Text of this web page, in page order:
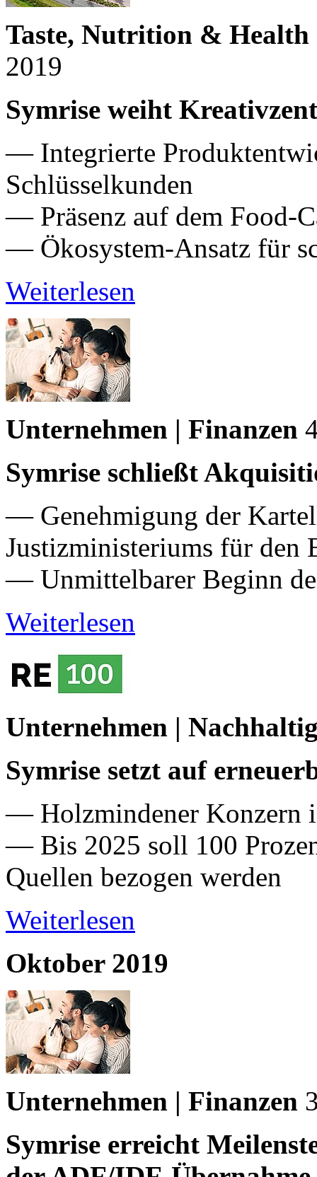
Taste, Nutrition &
2019
Symrise weiht
— Integrierte
Schlüsselkunden
— Präsenz auf dem Food-
— Ökosystem-Ansatz für
Weiterlesen
Unternehmen | Finanzen
Symrise schließt
— Genehmigung der
Justizministeriums für den
— Unmittelbarer Beginn
Weiterlesen
Unternehmen |
Symrise setzt auf
— Holzmindener Konzern
— Bis 2025 soll 100
Quellen bezogen werden
Weiterlesen
Oktober 2019
Unternehmen | Finanzen
Symrise erreicht